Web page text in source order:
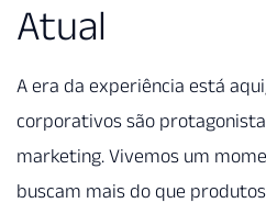
Atual
A era da experiência está
corporativos são
marketing. Vivemos um
buscam mais do que